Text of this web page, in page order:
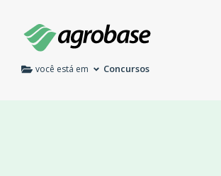
você está em Concursos